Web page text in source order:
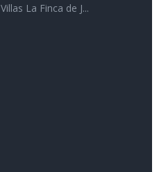
Villas La Finca de J...